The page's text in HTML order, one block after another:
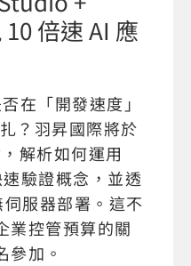
倍速 AI 應
在「開發速度」
？羽昇國際將於
解析如何運用
驗證概念，並透
服器部署。這不
業控管預算的關
參加。